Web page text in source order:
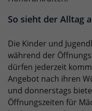
So sieht der Alltag
Die Kinder und
während der
dürfen jederzeit
Angebot nach ihren
und donnerstags
Öffnungszeiten für